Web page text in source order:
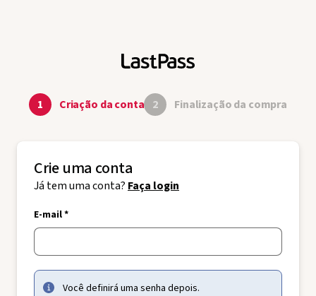
1 Criação da conta 2 Finalização da compra
Crie uma conta
Já tem uma conta? Faça login
E-mail *
Você definirá uma senha depois.